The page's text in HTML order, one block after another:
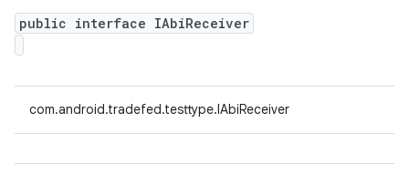
public interface IAbiReceiver
com.android.tradefed.testtype.IAbiReceiver